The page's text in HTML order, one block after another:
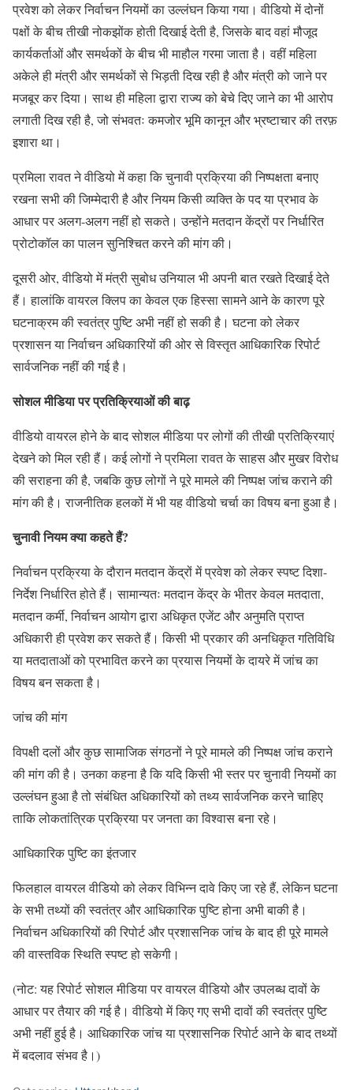
प्रवेश को लेकर निर्वाचन नियमों का उल्लंघन किया गया। वीडियो में दोनों
पक्षों के बीच तीखी नोकझोंक होती दिखाई देती है, जिसके बाद वहां मौजूद
कार्यकर्ताओं और समर्थकों के बीच भी माहौल गरमा जाता है। वहीं महिला
अकेले ही मंत्री और समर्थकों से भिड़ती दिख रही है और मंत्री को जाने पर
मजबूर कर दिया। साथ ही महिला द्वारा राज्य को बेचे दिए जाने का भी आरोप
लगाती दिख रही है, जो संभवतः कमजोर भूमि कानून और भ्रष्टाचार की तरफ़
इशारा था।
प्रमिला रावत ने वीडियो में कहा कि चुनावी प्रक्रिया की निष्पक्षता बनाए
रखना सभी की जिम्मेदारी है और नियम किसी व्यक्ति के पद या प्रभाव के
आधार पर अलग-अलग नहीं हो सकते। उन्होंने मतदान केंद्रों पर निर्धारित
प्रोटोकॉल का पालन सुनिश्चित करने की मांग की।
दूसरी ओर, वीडियो में मंत्री सुबोध उनियाल भी अपनी बात रखते दिखाई देते
हैं। हालांकि वायरल क्लिप का केवल एक हिस्सा सामने आने के कारण पूरे
घटनाक्रम की स्वतंत्र पुष्टि अभी नहीं हो सकी है। घटना को लेकर
प्रशासन या निर्वाचन अधिकारियों की ओर से विस्तृत आधिकारिक रिपोर्ट
सार्वजनिक नहीं की गई है।
सोशल मीडिया पर प्रतिक्रियाओं की बाढ़
वीडियो वायरल होने के बाद सोशल मीडिया पर लोगों की तीखी प्रतिक्रियाएं
देखने को मिल रही हैं। कई लोगों ने प्रमिला रावत के साहस और मुखर विरोध
की सराहना की है, जबकि कुछ लोगों ने पूरे मामले की निष्पक्ष जांच कराने की
मांग की है। राजनीतिक हलकों में भी यह वीडियो चर्चा का विषय बना हुआ है।
चुनावी नियम क्या कहते हैं?
निर्वाचन प्रक्रिया के दौरान मतदान केंद्रों में प्रवेश को लेकर स्पष्ट दिशा-
निर्देश निर्धारित होते हैं। सामान्यतः मतदान केंद्र के भीतर केवल मतदाता,
मतदान कर्मी, निर्वाचन आयोग द्वारा अधिकृत एजेंट और अनुमति प्राप्त
अधिकारी ही प्रवेश कर सकते हैं। किसी भी प्रकार की अनधिकृत गतिविधि
या मतदाताओं को प्रभावित करने का प्रयास नियमों के दायरे में जांच का
विषय बन सकता है।
जांच की मांग
विपक्षी दलों और कुछ सामाजिक संगठनों ने पूरे मामले की निष्पक्ष जांच कराने
की मांग की है। उनका कहना है कि यदि किसी भी स्तर पर चुनावी नियमों का
उल्लंघन हुआ है तो संबंधित अधिकारियों को तथ्य सार्वजनिक करने चाहिए
ताकि लोकतांत्रिक प्रक्रिया पर जनता का विश्वास बना रहे।
आधिकारिक पुष्टि का इंतजार
फिलहाल वायरल वीडियो को लेकर विभिन्न दावे किए जा रहे हैं, लेकिन घटना
के सभी तथ्यों की स्वतंत्र और आधिकारिक पुष्टि होना अभी बाकी है।
निर्वाचन अधिकारियों की रिपोर्ट और प्रशासनिक जांच के बाद ही पूरे मामले
की वास्तविक स्थिति स्पष्ट हो सकेगी।
(नोट: यह रिपोर्ट सोशल मीडिया पर वायरल वीडियो और उपलब्ध दावों के
आधार पर तैयार की गई है। वीडियो में किए गए सभी दावों की स्वतंत्र पुष्टि
अभी नहीं हुई है। आधिकारिक जांच या प्रशासनिक रिपोर्ट आने के बाद तथ्यों
में बदलाव संभव है।)